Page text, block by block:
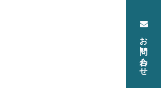
お問い合わせ